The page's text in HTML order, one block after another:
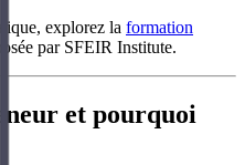
explorez la formation
par SFEIR Institute.
et pourquoi